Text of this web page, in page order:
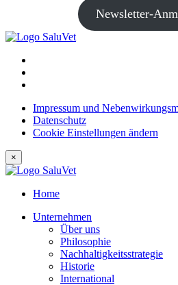
Newsletter-
Impressum und
Datenschutz
Cookie Einstellungen ändern
×
Home
Unternehmen
Über uns
Philosophie
Nachhaltigkeitsstrategie
Historie
International